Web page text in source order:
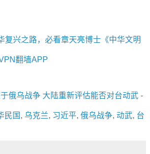
复兴之路，必看章天亮博士《中华文明
翻墙APP
俄乌战争 大陆重新评估能否对台动武 -
民国 , 乌克兰, 习近平, 俄乌战争, 动武, 台